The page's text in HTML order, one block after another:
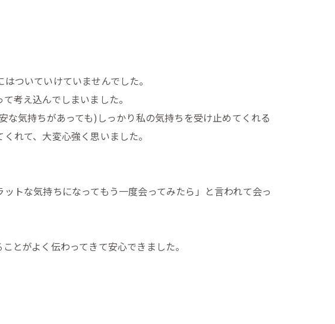
ついていけていませんでした。
考え込んでしまいました。
気持ちがあっても)しっかり私の気持ちを受け止めてくれる
れて、大変心強く思いました。
トな気持ちになってもう一度会ってみたら」と言われて会っ
とがよく伝わってきて安心できました。